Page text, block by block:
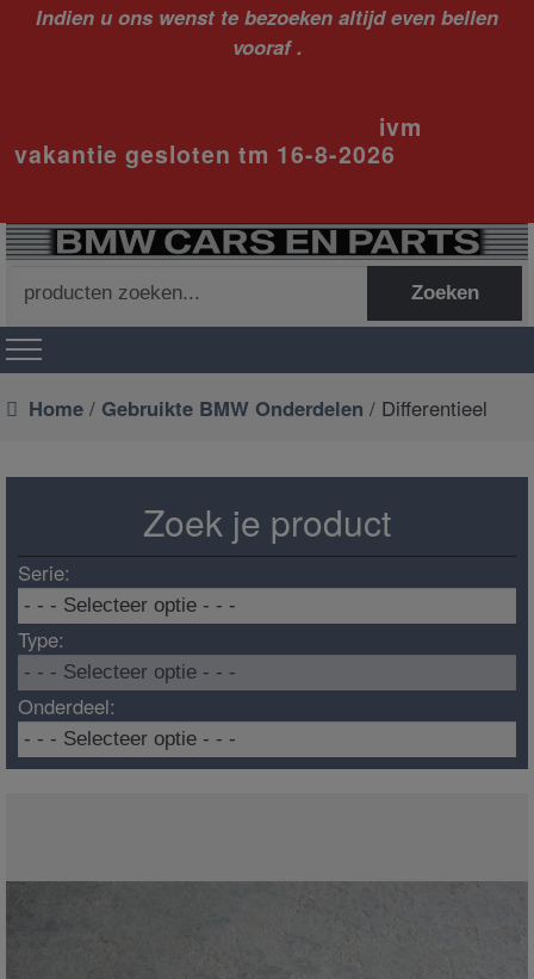
Indien u ons wenst te bezoeken altijd even bellen
vooraf .
ivm
vakantie gesloten tm 16-8-2026
naar:
Zoeken
Home / Gebruikte BMW Onderdelen / Differentieel
Zoek je product
Serie:
Type:
Onderdeel: